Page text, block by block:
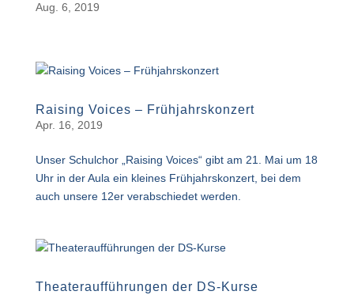
Aug. 6, 2019
Raising Voices – Frühjahrskonzert
Apr. 16, 2019
Unser Schulchor „Raising Voices“ gibt am 21. Mai um 18
Uhr in der Aula ein kleines Frühjahrskonzert, bei dem
auch unsere 12er verabschiedet werden.
Theateraufführungen der DS-Kurse